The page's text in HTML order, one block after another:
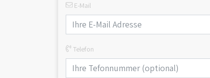
E-Mail
Telefon